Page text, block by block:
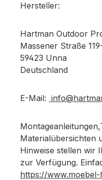
Hersteller:
Hartman Outdoor
Massener Straße
59423 Unna
Deutschland
E-Mail:
Materialübersichten
Hinweise stellen wir
zur Verfügung.
https://